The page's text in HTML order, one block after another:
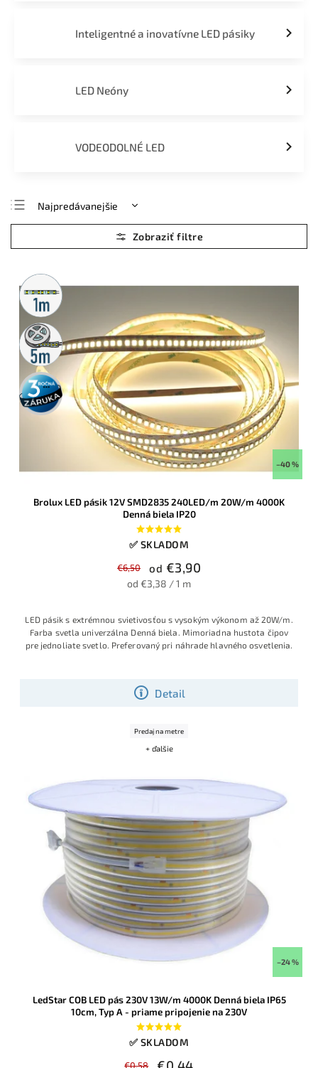
Inteligentné a inovatívne LED pásiky
LED Neóny
VODEODOLNÉ LED
Najpredávanejšie
Najlacnejšie
Najdrahšie
Abecedne
Metrážny
predaj
5m
rolka
3 roky
záruka
–40 %
Brolux LED pásik 12V SMD2835 240LED/m 20W/m 4000K
Denná biela IP20
✅ SKLADOM
€6,50 od €3,90
od €3,38 / 1 m
Detail
LED pásik s extrémnou svietivosťou s vysokým výkonom až 20W/m.
Farba svetla univerzálna Denná biela. Mimoriadna hustota čipov
pre jednoliate svetlo. Preferovaný pri náhrade hlavného osvetlenia.
Predaj na metre
+ ďalšie
–24 %
LedStar COB LED pás 230V 13W/m 4000K Denná biela IP65
10cm, Typ A - priame pripojenie na 230V
✅ SKLADOM
€0,58